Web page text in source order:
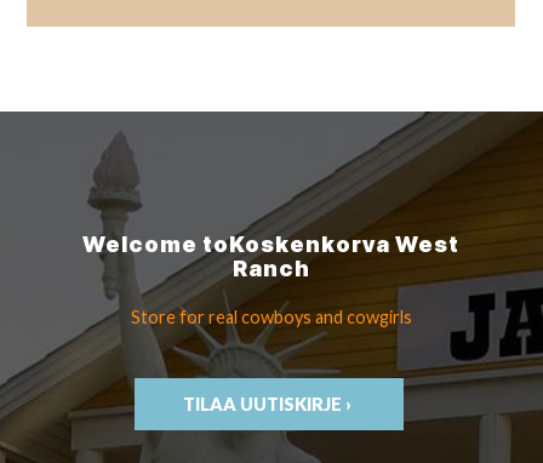
Welcome toKoskenkorvaWest
Ranch
Store for real cowboys and cowgirls
TILAA UUTISKIRJE ›